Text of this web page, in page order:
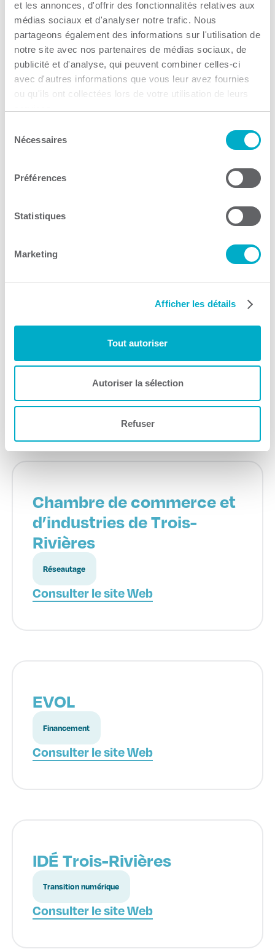
et les annonces, d'offrir des fonctionnalités relatives aux
médias sociaux et d'analyser notre trafic. Nous
partageons également des informations sur l'utilisation de
notre site avec nos partenaires de médias sociaux, de
publicité et d'analyse, qui peuvent combiner celles-ci
avec d'autres informations que vous leur avez fournies
ou qu'ils ont collectées lors de votre utilisation de leurs
Nécessaires
Préférences
Statistiques
Marketing
Afficher les détails
Tout autoriser
Autoriser la sélection
Refuser
Service-conseil
Consulter le site Web
Trouver des entreprises de
financière
Institution financière
Fonds Mauricie
Microcrédit
Chambre de commerce et
d’industries de Trois-
Rivières
Réseautage
Consulter le site Web
EVOL
Financement
Consulter le site Web
IDÉ Trois-Rivières
Transition numérique
Consulter le site Web